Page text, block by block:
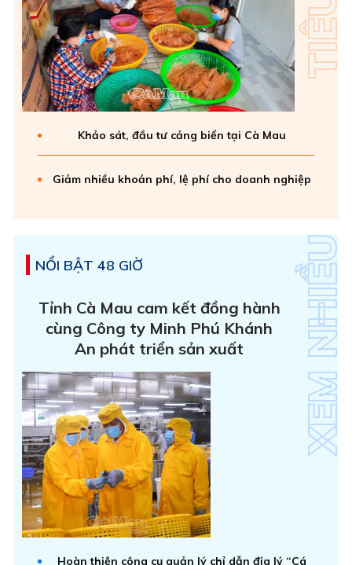
Khảo sát, đầu tư cảng biển tại Cà Mau
Giảm nhiều khoản phí, lệ phí cho doanh nghiệp
NỔI BẬT 48 GIỜ
Tỉnh Cà Mau cam kết đồng hành
cùng Công ty Minh Phú Khánh
An phát triển sản xuất
Hoàn thiện công cụ quản lý chỉ dẫn địa lý “Cá